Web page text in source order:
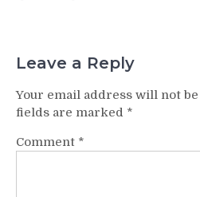
Leave a Reply
Your email address will not
fields are marked *
Comment *